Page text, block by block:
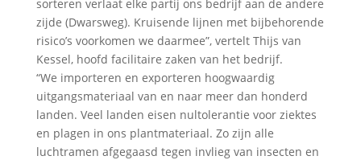
sorteren verlaat elke partij ons bedrijf aan de andere
zijde (Dwarsweg). Kruisende lijnen met bijbehorende
risico’s voorkomen we daarmee”, vertelt Thijs van
Kessel, hoofd facilitaire zaken van het bedrijf.
“We importeren en exporteren hoogwaardig
uitgangsmateriaal van en naar meer dan honderd
landen. Veel landen eisen nultolerantie voor ziektes
en plagen in ons plantmateriaal. Zo zijn alle
luchtramen afgegaasd tegen invlieg van insecten en